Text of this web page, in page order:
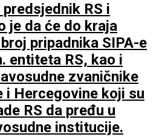
RS i
je da će do kraja
pripadnika SIPA-e
entiteta RS, kao i
zvaničnike
i Hercegovine koji su
RS da pređu u
institucije.